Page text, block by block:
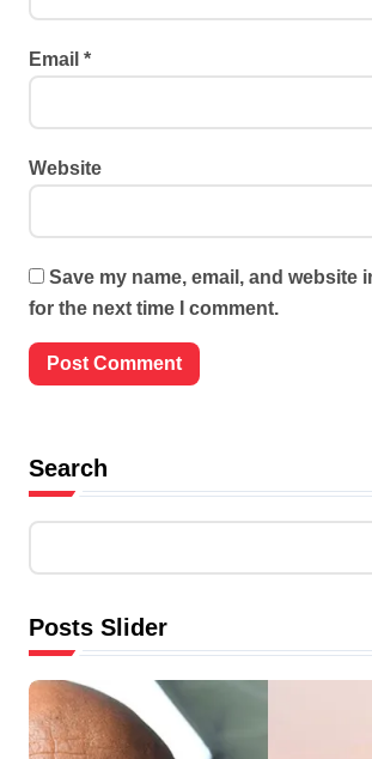
Email *
Website
Save my name, email, and website
for the next time I comment.
Search
Posts Slider